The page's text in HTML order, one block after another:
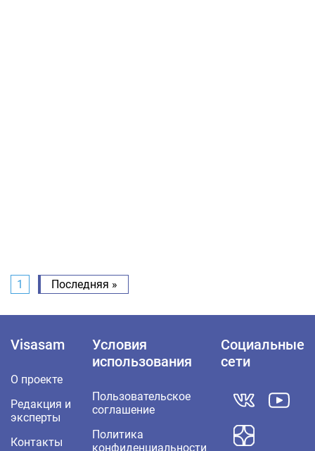
1 Последняя »
Visasam
О проекте
Редакция и
эксперты
Контакты
Условия
использования
Пользовательское
соглашение
Политика
конфиденциальности
Социальные
сети